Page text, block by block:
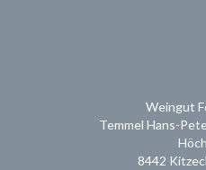
Weingut
Temmel Hans-
8442